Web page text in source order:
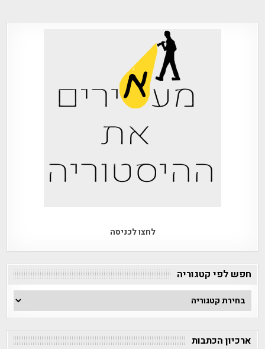
לחצו לכניסה
חפש לפי קטגוריה
חפש
לפי
ארכיון הכתבות